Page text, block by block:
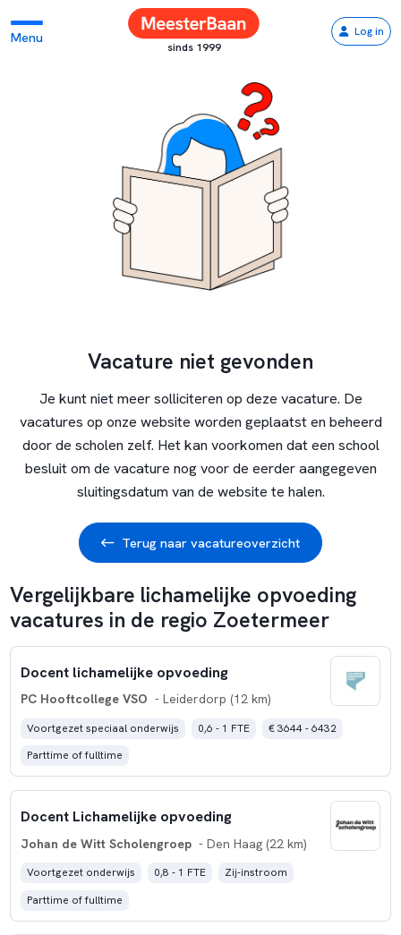
Menu
sinds 1999
Log in
Vacature niet gevonden
Je kunt niet meer solliciteren op deze vacature. De
vacatures op onze website worden geplaatst en beheerd
door de scholen zelf. Het kan voorkomen dat een school
besluit om de vacature nog voor de eerder aangegeven
sluitingsdatum van de website te halen.
Terug naar vacatureoverzicht
Vergelijkbare lichamelijke opvoeding
vacatures in de regio Zoetermeer
Docent lichamelijke opvoeding
PC Hooftcollege VSO - Leiderdorp (12 km)
Voortgezet speciaal onderwijs 0,6 - 1 FTE
€ 3644 - 6432
Parttime of fulltime
Docent Lichamelijke opvoeding
Johan de Witt Scholengroep - Den Haag (22 km)
Voortgezet onderwijs 0,8 - 1 FTE
Zij-instroom
Parttime of fulltime